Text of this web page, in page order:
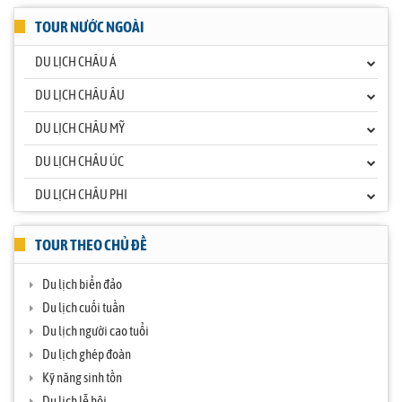
TOUR NƯỚC NGOÀI
DU LỊCH CHÂU Á
DU LỊCH CHÂU ÂU
DU LỊCH CHÂU MỸ
DU LỊCH CHÂU ÚC
DU LỊCH CHÂU PHI
TOUR THEO CHỦ ĐỀ
Du lịch biển đảo
Du lịch cuối tuần
Du lịch người cao tuổi
Du lịch ghép đoàn
Kỹ năng sinh tồn